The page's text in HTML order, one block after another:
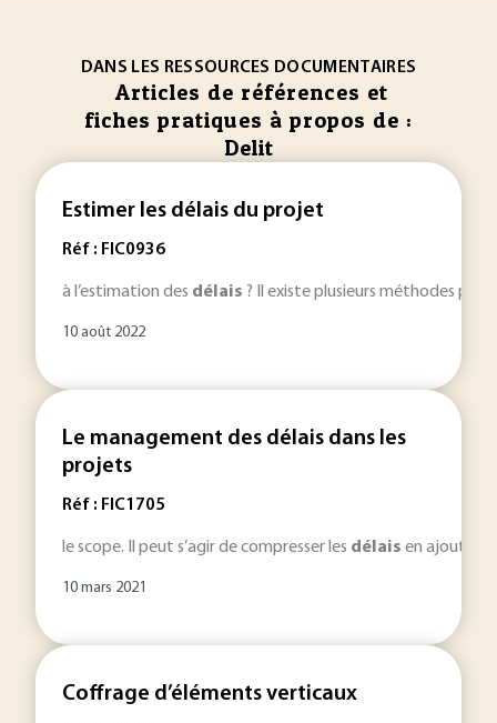
DANS LES RESSOURCES DOCUMENTAIRES
Articles de références et
fiches pratiques à propos de :
Delit
Estimer les délais du projet
Réf : FIC0936
à l’estimation des délais ? Il existe plusieurs méthodes
10 août 2022
Le management des délais dans les
projets
Réf : FIC1705
le scope. Il peut s’agir de compresser les délais en ajoutant
10 mars 2021
Coffrage d’éléments verticaux